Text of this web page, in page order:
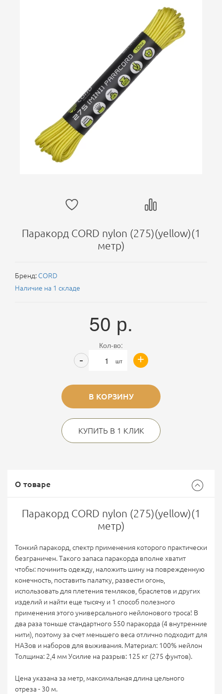
Паракорд CORD nylon (275)(yellow)(1
метр)
Бренд: CORD
Наличие на 1 складе
50 р.
Кол-во:
шт +
-
В КОРЗИНУ
КУПИТЬ В 1 КЛИК
О товаре
Паракорд CORD nylon (275)(yellow)(1
метр)
Тонкий паракорд, спектр применения которого практически
безграничен. Такого запаса паракорда вполне хватит
чтобы: починить одежду, наложить шину на поврежденную
конечность, поставить палатку, развести огонь,
использовать для плетения темляков, браслетов и других
изделий и найти еще тысячу и 1 способ полезного
применения этого универсального нейлонового троса! В
два раза тоньше стандартного 550 паракорда (4 внутренние
нити), поэтому за счет меньшего веса отлично подходит для
НАЗов и наборов для выживания. Материал: 100% нейлон
Толщина: 2,4 мм Усилие на разрыв: 125 кг (275 фунтов).
Цена указана за метр, максимальная длина цельного
отреза - 30 м.